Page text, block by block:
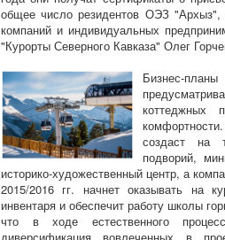
общее число резидентов ОЭЗ
компаний и индивидуальных
"Курорты Северного Кавказа" Олег
Бизнес-
коттеджных
создаст на
подворий,
историко-художественный центр, а
2015/2016 гг. начнет оказывать на
инвентаря и обеспечит работу школы
что в ходе естественного